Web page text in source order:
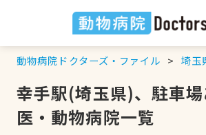
動物病院ドクターズ・ファイル 埼玉
幸手駅(埼玉県)、駐車
医・動物病院一覧